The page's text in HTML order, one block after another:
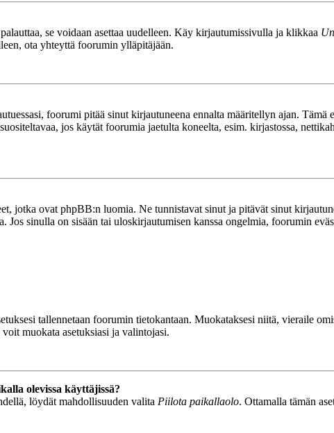
se voidaan asettaa uudelleen. Käy kirjautumissivulla ja klikkaa
ota yhteyttä foorumin ylläpitäjään.
foorumi pitää sinut kirjautuneena ennalta määritellyn ajan.
jos käytät foorumia jaetulta koneelta, esim. kirjastossa,
jotka ovat phpBB:n luomia. Ne tunnistavat sinut ja pitävät sinut
sinulla on sisään tai uloskirjautumisen kanssa ongelmia, foorumin
tallennetaan foorumin tietokantaan. Muokataksesi niitä, vieraile
muokata asetuksiasi ja valintojasi.
olevissa käyttäjissä?
löydät mahdollisuuden valita Piilota paikallaolo. Ottamalla tämän